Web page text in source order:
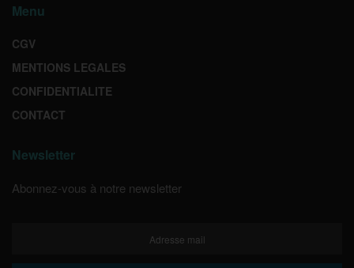
Menu
CGV
MENTIONS LEGALES
CONFIDENTIALITE
CONTACT
Newsletter
Abonnez-vous à notre newsletter